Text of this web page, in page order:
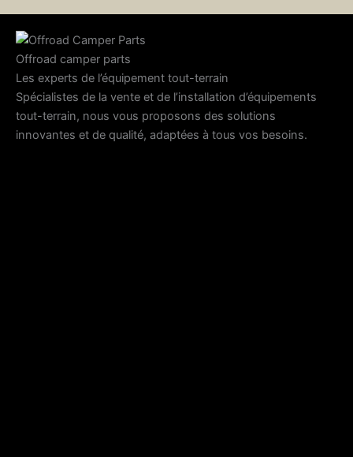
Offroad camper parts
Les experts de l’équipement tout-terrain
Spécialistes de la vente et de l’installation d’équipements
tout-terrain, nous vous proposons des solutions
innovantes et de qualité, adaptées à tous vos besoins.